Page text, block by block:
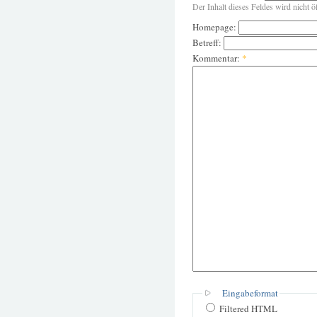
Der Inhalt dieses Feldes wird nicht
Homepage:
Betreff:
Kommentar: *
Eingabeformat
Filtered HTML